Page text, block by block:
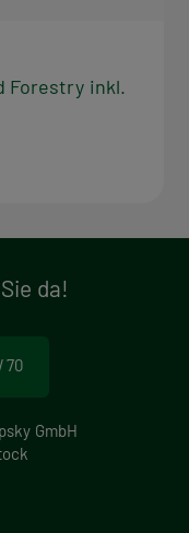
Forestry inkl.
da!
70
GmbH